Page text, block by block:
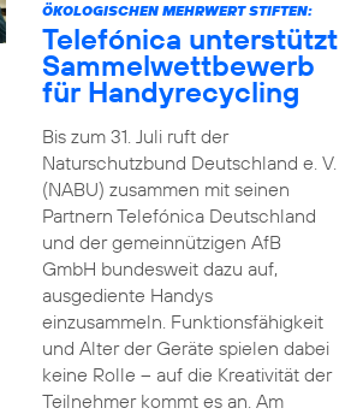
ÖKOLOGISCHEN MEHRWERT STIFTEN:
Telefónica unterstützt
Sammelwettbewerb
für Handyrecycling
Bis zum 31. Juli ruft der
Naturschutzbund Deutschland e. V.
(NABU) zusammen mit seinen
Partnern Telefónica Deutschland
und der gemeinnützigen AfB
GmbH bundesweit dazu auf,
ausgediente Handys
einzusammeln. Funktionsfähigkeit
und Alter der Geräte spielen dabei
keine Rolle – auf die Kreativität der
Teilnehmer kommt es an. Am